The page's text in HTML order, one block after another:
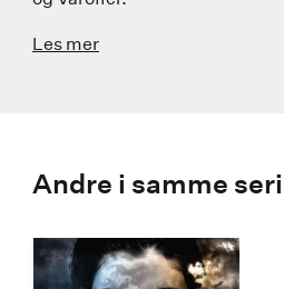
Les mer
Andre i samme